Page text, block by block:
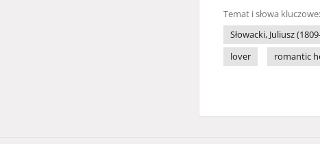
Temat i słowa kluczowe:
Słowacki, Juliusz
lover
romantic